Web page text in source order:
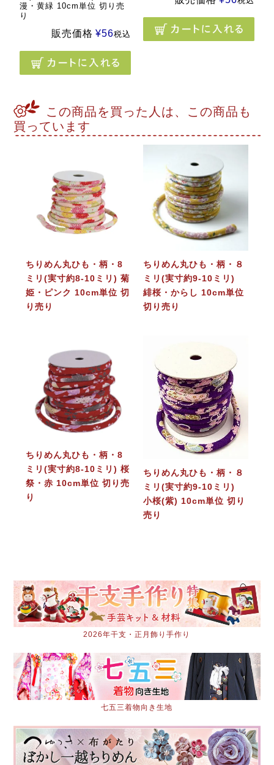
漫・黄緑 10cm単位 切り売
り
販売価格 ¥56税込
この商品を買った人は、この商品も
買っています
ちりめん丸ひも・柄・8
ミリ(実寸約8-10ミリ) 菊
姫・ピンク 10cm単位 切
り売り
ちりめん丸ひも・柄・８
ミリ(実寸約9-10ミリ)
緋桜・からし 10cm単位
切り売り
ちりめん丸ひも・柄・8
ミリ(実寸約8-10ミリ) 桜
祭・赤 10cm単位 切り売
り
ちりめん丸ひも・柄・８
ミリ(実寸約9-10ミリ)
小桜(紫) 10cm単位 切り
売り
2026年干支・正月飾り手作り
七五三着物向き生地